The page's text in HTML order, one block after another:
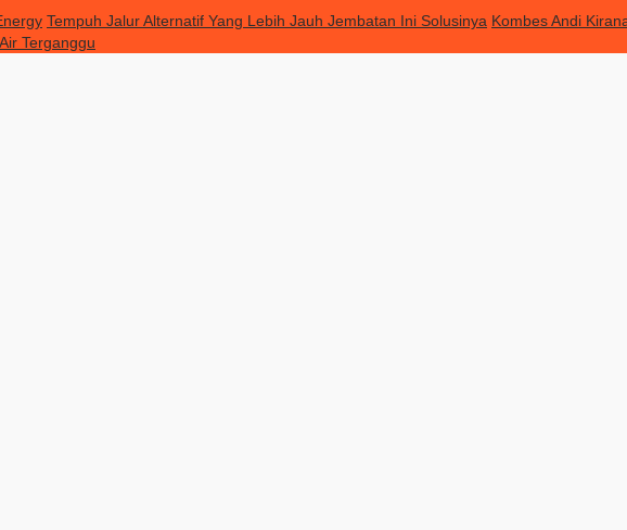
Tempuh Jalur Alternatif Yang Lebih Jauh Jembatan Ini Solusinya Kombes Andi
Terganggu